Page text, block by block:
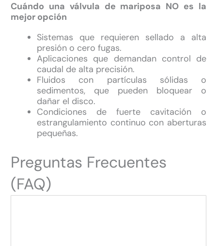
Cuándo una válvula de mariposa NO es la
mejor opción
Sistemas que requieren sellado a alta
presión o cero fugas.
Aplicaciones que demandan control de
caudal de alta precisión.
Fluidos con partículas sólidas o
sedimentos, que pueden bloquear o
dañar el disco.
Condiciones de fuerte cavitación o
estrangulamiento continuo con aberturas
pequeñas.
Preguntas Frecuentes
(FAQ)